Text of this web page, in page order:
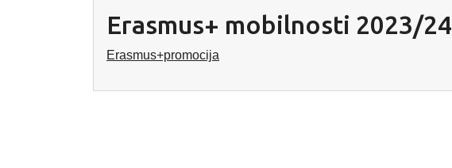
Erasmus+ mobilnosti 2023/24
Erasmus+promocija